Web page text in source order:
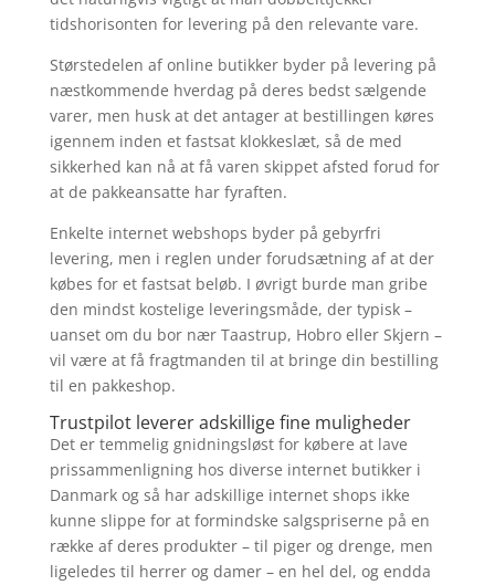
tidshorisonten for levering på den relevante vare.
Størstedelen af online butikker byder på levering på
næstkommende hverdag på deres bedst sælgende
varer, men husk at det antager at bestillingen køres
igennem inden et fastsat klokkeslæt, så de med
sikkerhed kan nå at få varen skippet afsted forud for
at de pakkeansatte har fyraften.
Enkelte internet webshops byder på gebyrfri
levering, men i reglen under forudsætning af at der
købes for et fastsat beløb. I øvrigt burde man gribe
den mindst kostelige leveringsmåde, der typisk –
uanset om du bor nær Taastrup, Hobro eller Skjern –
vil være at få fragtmanden til at bringe din bestilling
til en pakkeshop.
Trustpilot leverer adskillige fine muligheder
Det er temmelig gnidningsløst for købere at lave
prissammenligning hos diverse internet butikker i
Danmark og så har adskillige internet shops ikke
kunne slippe for at formindske salgspriserne på en
række af deres produkter – til piger og drenge, men
ligeledes til herrer og damer – en hel del, og endda